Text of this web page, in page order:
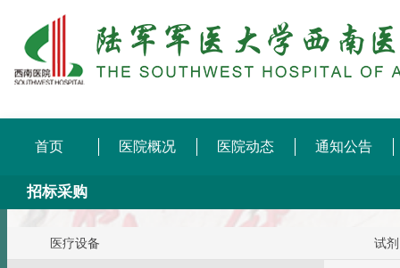
首页 医院概况 医院动态 通知公告
招标采购
医疗设备 试剂